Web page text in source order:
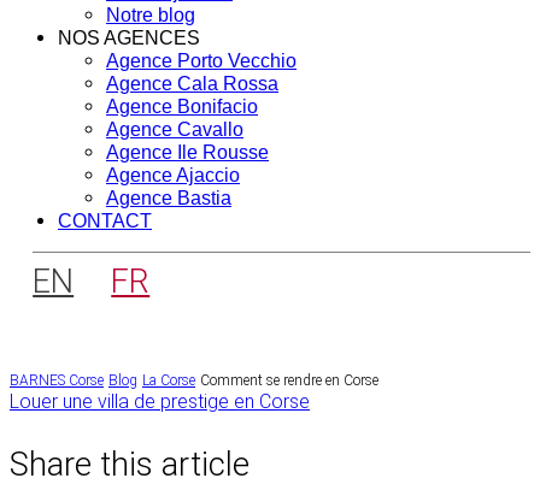
Notre blog
NOS AGENCES
Agence Porto Vecchio
Agence Cala Rossa
Agence Bonifacio
Agence Cavallo
Agence Ile Rousse
Agence Ajaccio
Agence Bastia
CONTACT
EN FR
BARNES Corse Blog La Corse Comment se rendre en Corse
Navigation
l’article
Louer une villa de prestige en Corse
Share this article